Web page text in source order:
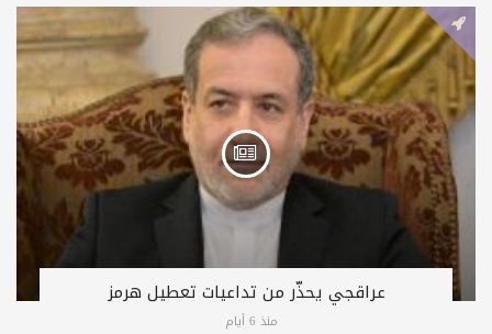
عراقجي يحذّر من تداعيات تعطيل هرمز
منذ 6 أيام